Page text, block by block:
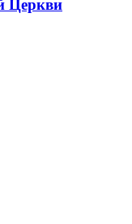
Церкви